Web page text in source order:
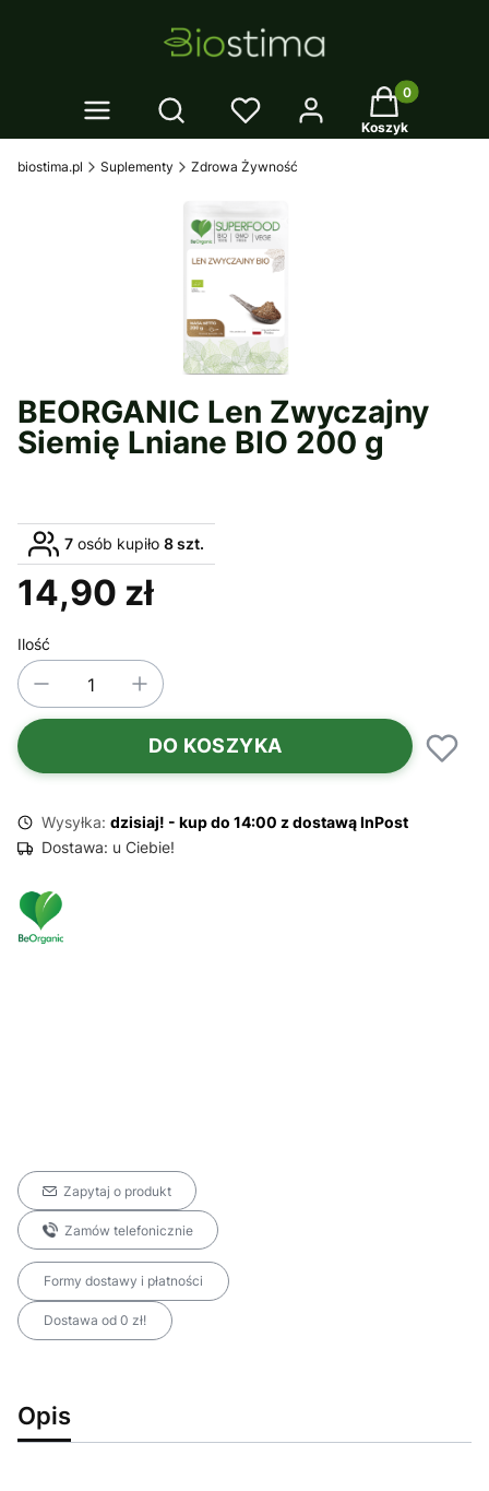
Otwórz wyszukiwarkę Twój koszyk:
Koszyk
biostima.pl Suplementy Zdrowa Żywność
BEORGANIC Len Zwyczajny
Siemię Lniane BIO 200 g
7 osób kupiło 8 szt.
Cena
14,90 zł
Ilość
DO KOSZYKA
Wysyłka: dzisiaj! - kup do 14:00 z dostawą InPost
Dostawa: u Ciebie!
Zapytaj o produkt
Zamów telefonicznie
Formy dostawy i płatności
Dostawa od 0 zł!
Opis